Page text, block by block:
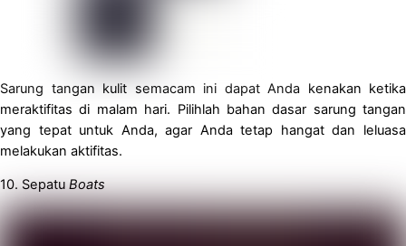
Sarung tangan kulit semacam ini dapat Anda kenakan ketika
meraktifitas di malam hari. Pilihlah bahan dasar sarung tangan
yang tepat untuk Anda, agar Anda tetap hangat dan leluasa
melakukan aktifitas.
10. Sepatu Boats